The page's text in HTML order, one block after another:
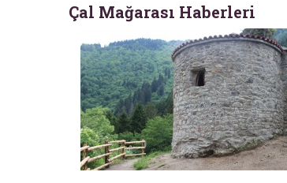
Çal Mağarası Haberleri